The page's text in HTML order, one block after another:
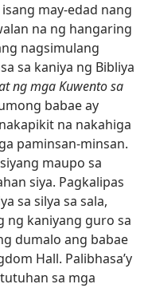
may-edad nang
na ng hangaring
nagsimulang
sa kaniya ng Bibliya
ng mga Kuwento sa
babae ay
na nakahiga
paminsan-minsan.
maupo sa
siya. Pagkalipas
sa silya sa sala,
ng kaniyang guro sa
dumalo ang babae
Hall. Palibhasa’y
sa mga